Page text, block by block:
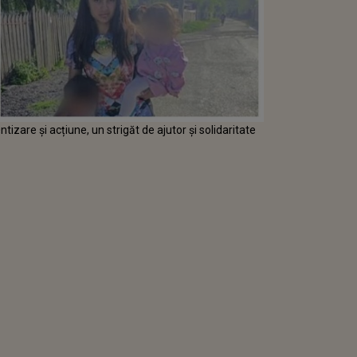
și acțiune, un strigăt de ajutor și solidaritate